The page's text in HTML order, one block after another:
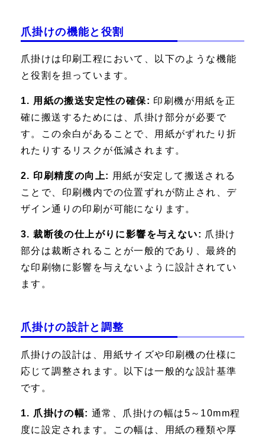
爪掛けの機能と役割
爪掛けは印刷工程において、以下のような機能
と役割を担っています。
1. 用紙の搬送安定性の確保: 印刷機が用紙を正
確に搬送するためには、爪掛け部分が必要で
す。この余白があることで、用紙がずれたり折
れたりするリスクが低減されます。
2. 印刷精度の向上: 用紙が安定して搬送される
ことで、印刷機内での位置ずれが防止され、デ
ザイン通りの印刷が可能になります。
3. 裁断後の仕上がりに影響を与えない: 爪掛け
部分は裁断されることが一般的であり、最終的
な印刷物に影響を与えないように設計されてい
ます。
爪掛けの設計と調整
爪掛けの設計は、用紙サイズや印刷機の仕様に
応じて調整されます。以下は一般的な設計基準
です。
1. 爪掛けの幅: 通常、爪掛けの幅は5～10mm程
度に設定されます。この幅は、用紙の種類や厚